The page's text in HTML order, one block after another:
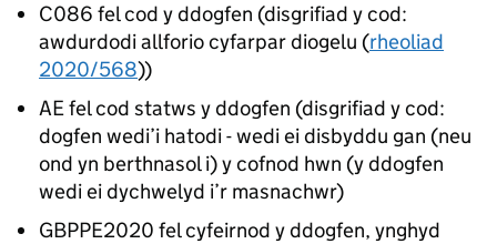
C086 fel cod y ddogfen (disgrifiad y cod:
awdurdodi allforio cyfarpar diogelu (rheoliad
2020/568))
AE fel cod statws y ddogfen (disgrifiad y cod:
dogfen wedi’i hatodi - wedi ei disbyddu gan (neu
ond yn berthnasol i) y cofnod hwn (y ddogfen
wedi ei dychwelyd i’r masnachwr)
GBPPE2020 fel cyfeirnod y ddogfen, ynghyd